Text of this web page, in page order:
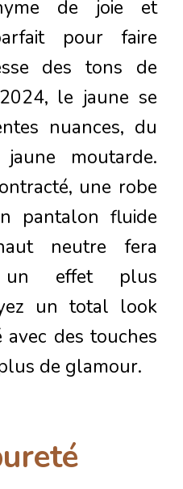
de joie et
pour faire
des tons de
le jaune se
nuances, du
moutarde.
une robe
pantalon fluide
neutre fera
un effet plus
un total look
avec des touches
de glamour.